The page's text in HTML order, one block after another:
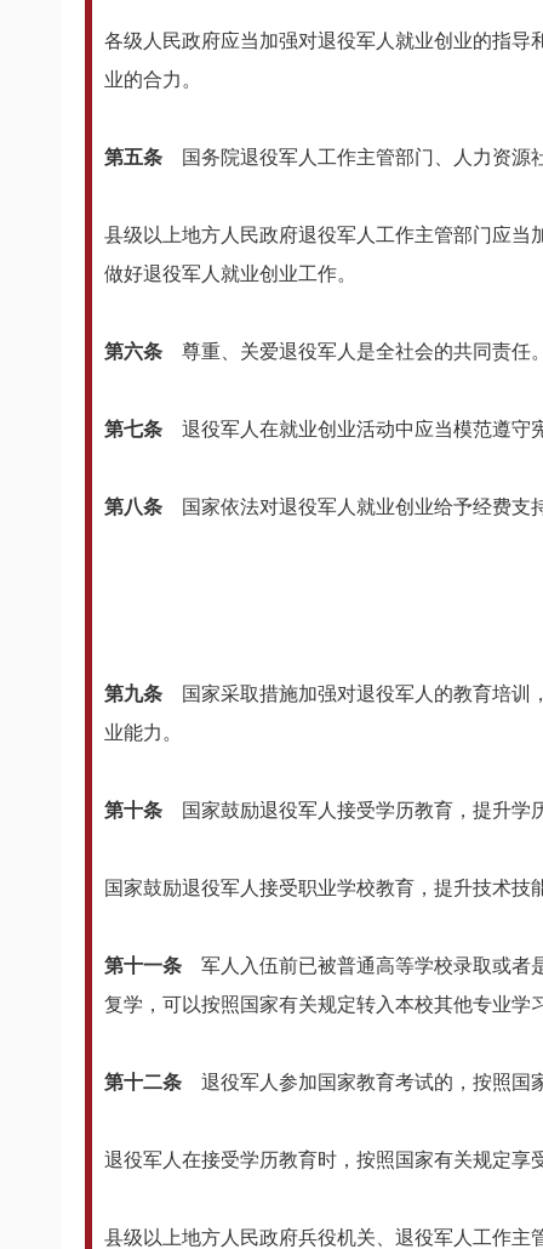
各级人民政府应当加强对退役军人就业创业的指
业的合力。
第五条 国务院退役军人工作主管部门、人力资源
县级以上地方人民政府退役军人工作主管部门应
做好退役军人就业创业工作。
第六条 尊重、关爱退役军人是全社会的共同责任
第七条 退役军人在就业创业活动中应当模范遵守
第八条 国家依法对退役军人就业创业给予经费
第九条 国家采取措施加强对退役军人的教育培训
业能力。
第十条 国家鼓励退役军人接受学历教育，提升学
国家鼓励退役军人接受职业学校教育，提升技术技
第十一条 军人入伍前已被普通高等学校录取或者
复学，可以按照国家有关规定转入本校其他专业学
第十二条 退役军人参加国家教育考试的，按照国
退役军人在接受学历教育时，按照国家有关规定享
县级以上地方人民政府兵役机关、退役军人工作